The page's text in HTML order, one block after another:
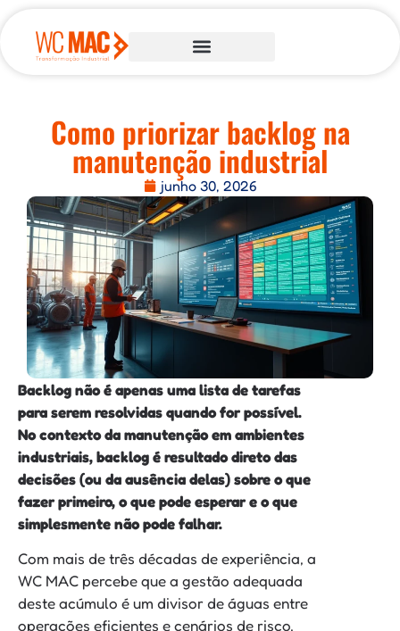
Como priorizar backlog na
manutenção industrial
junho 30, 2026
Backlog não é apenas uma lista de tarefas
para serem resolvidas quando for possível.
No contexto da manutenção em ambientes
industriais, backlog é resultado direto das
decisões (ou da ausência delas) sobre o que
fazer primeiro, o que pode esperar e o que
simplesmente não pode falhar.
Com mais de três décadas de experiência, a
WC MAC percebe que a gestão adequada
deste acúmulo é um divisor de águas entre
operações eficientes e cenários de risco,